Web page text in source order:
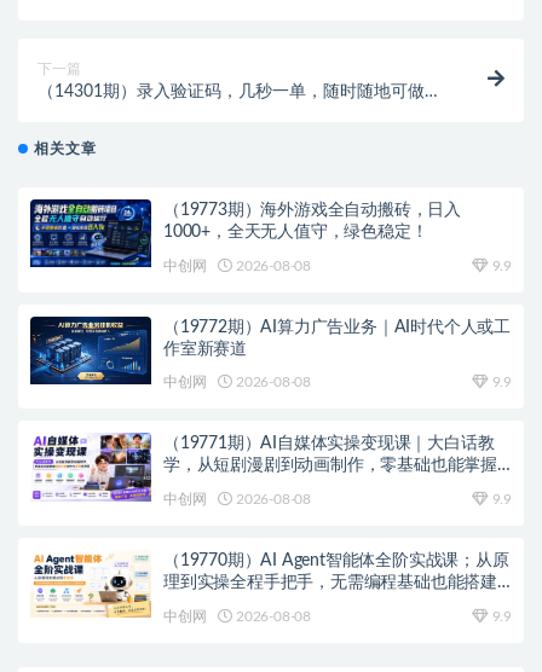
下一篇
（14301期）录入验证码，几秒一单，随时随地可做，
相关文章
（19773期）海外游戏全自动搬砖，日入
1000+，全天无人值守，绿色稳定！
中创网 2026-08-08 9.9
（19772期）AI算力广告业务｜AI时代个人或工
作室新赛道
中创网 2026-08-08 9.9
（19771期）AI自媒体实操变现课｜大白话教
学，从短剧漫剧到动画制作，零基础也能掌握
中创网 2026-08-08 9.9
（19770期）AI Agent智能体全阶实战课；从原
理到实操全程手把手，无需编程基础也能搭建
中创网 2026-08-08 9.9